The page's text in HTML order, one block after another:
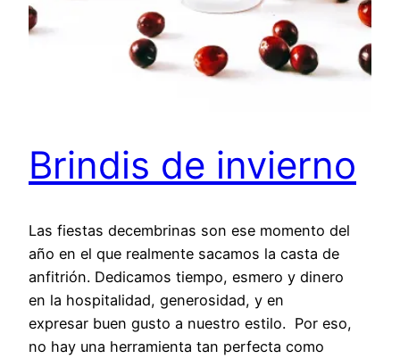
Brindis de invierno
Las fiestas decembrinas son ese momento del
año en el que realmente sacamos la casta de
anfitrión. Dedicamos tiempo, esmero y dinero
en la hospitalidad, generosidad, y en
expresar buen gusto a nuestro estilo. Por eso,
no hay una herramienta tan perfecta como